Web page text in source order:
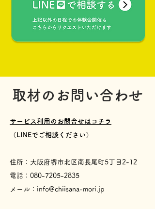
取材のお問い合わせ
サービス利用のお問合せはコチラ
​（LINEでご相談ください）
住所：大阪府堺市北区南長尾町5丁目2-12
​電話：080-7205-2835
​メール：info@chiisana-mori.jp